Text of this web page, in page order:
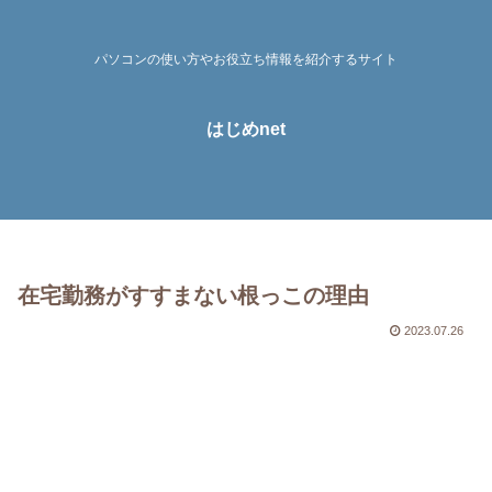
パソコンの使い方やお役立ち情報を紹介するサイト
はじめnet
在宅勤務がすすまない根っこの理由
2023.07.26